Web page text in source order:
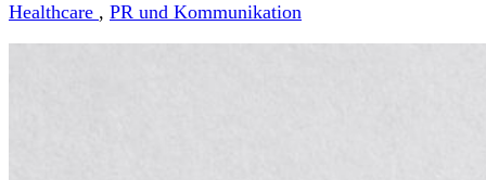
Healthcare , PR und Kommunikation